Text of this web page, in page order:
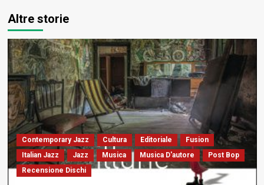
Altre storie
Contemporary Jazz Cultura Editoriale
Fusion
Italian Jazz
Jazz Musica Musica D'autore
Post Bop
Recensione Dischi